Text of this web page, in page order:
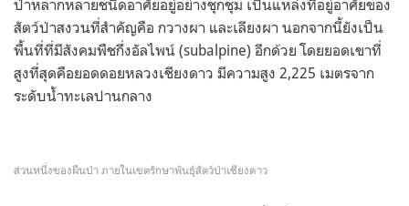
ป่าหลากหลายชนิดอาศัยอยู่อย่างชุกชุม เป็นแหล่งที่อยู่อาศัยของ
สัตว์ป่าสงวนที่สำคัญคือ กวางผา และเลียงผา นอกจากนี้ยังเป็น
พื้นที่ที่มีสังคมพืชกึ่งอัลไพน์ (subalpine) อีกด้วย โดยยอดเขาที่
สูงที่สุดคือยอดดอยหลวงเชียงดาว มีความสูง 2,225 เมตรจาก
ระดับน้ำทะเลปานกลาง
ส่วนหนึ่งของผืนป่า ภายในเขตรักษาพันธุ์สัตว์ป่าเชียงดาว